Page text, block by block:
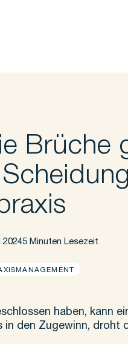
Brüche
20245 Minuten Lesezeit
haben, kann
den Zugewinn, droht